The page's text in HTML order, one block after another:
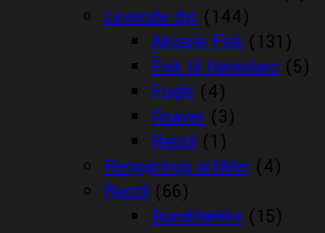
Levende dyr (144)
Akvarie Fisk (131)
Fisk til Havedam (5)
Fugle (4)
Gnaver (3)
Reptil (1)
Rengørings artikler (4)
Reptil (66)
Bunddække (15)